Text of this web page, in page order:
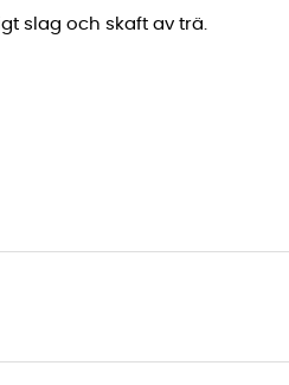
slag och skaft av trä.